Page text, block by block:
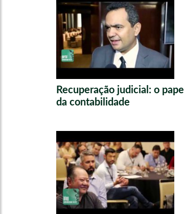
Recuperação judicial: o papel
da contabilidade